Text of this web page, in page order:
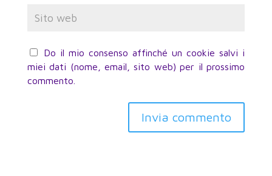
Do il mio consenso affinché un cookie salvi i
miei dati (nome, email, sito web) per il prossimo
commento.
Invia commento